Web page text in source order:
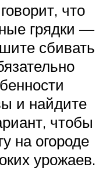
что
грядки —
сбивать
и найдите
чтобы
на огороде
урожаев.